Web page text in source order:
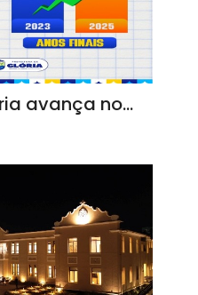
avança no…